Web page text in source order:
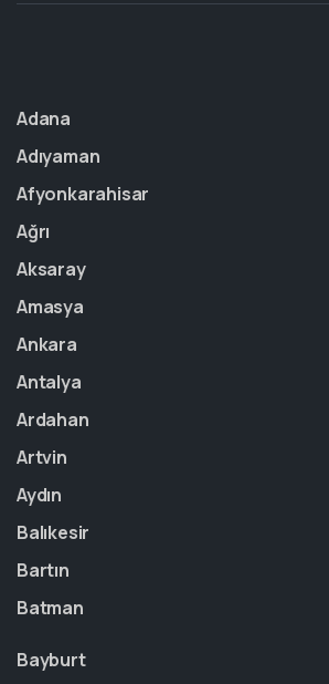
Adana
Adıyaman
Afyonkarahisar
Ağrı
Aksaray
Amasya
Ankara
Antalya
Ardahan
Artvin
Aydın
Balıkesir
Bartın
Batman
Bayburt